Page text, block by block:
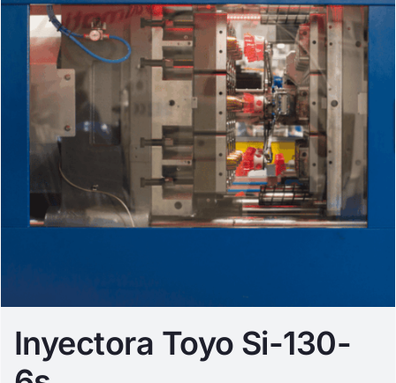
Inyectora Toyo Si-130-